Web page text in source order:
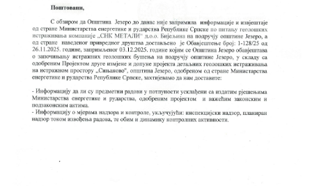
OPŠTINSKA UPRAVA
INFO
Vijesti
Aktivnosti